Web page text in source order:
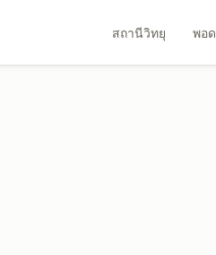
สถานีวิทยุ พอ